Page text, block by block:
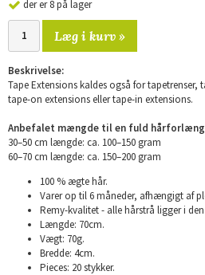
der er 8 på lager
Læg i kurv »
Beskrivelse:
Tape Extensions kaldes også for tapetrenser,
tape-on extensions eller tape-in extensions.
Anbefalet mængde til en fuld
30–50 cm længde: ca. 100–150 gram
60–70 cm længde: ca. 150–200 gram
100 % ægte hår.
Varer op til 6 måneder, afhængigt af
Remy-kvalitet - alle hårstrå ligger i
Længde: 70cm.
Vægt: 70g.
Bredde: 4cm.
Pieces: 20 stykker.